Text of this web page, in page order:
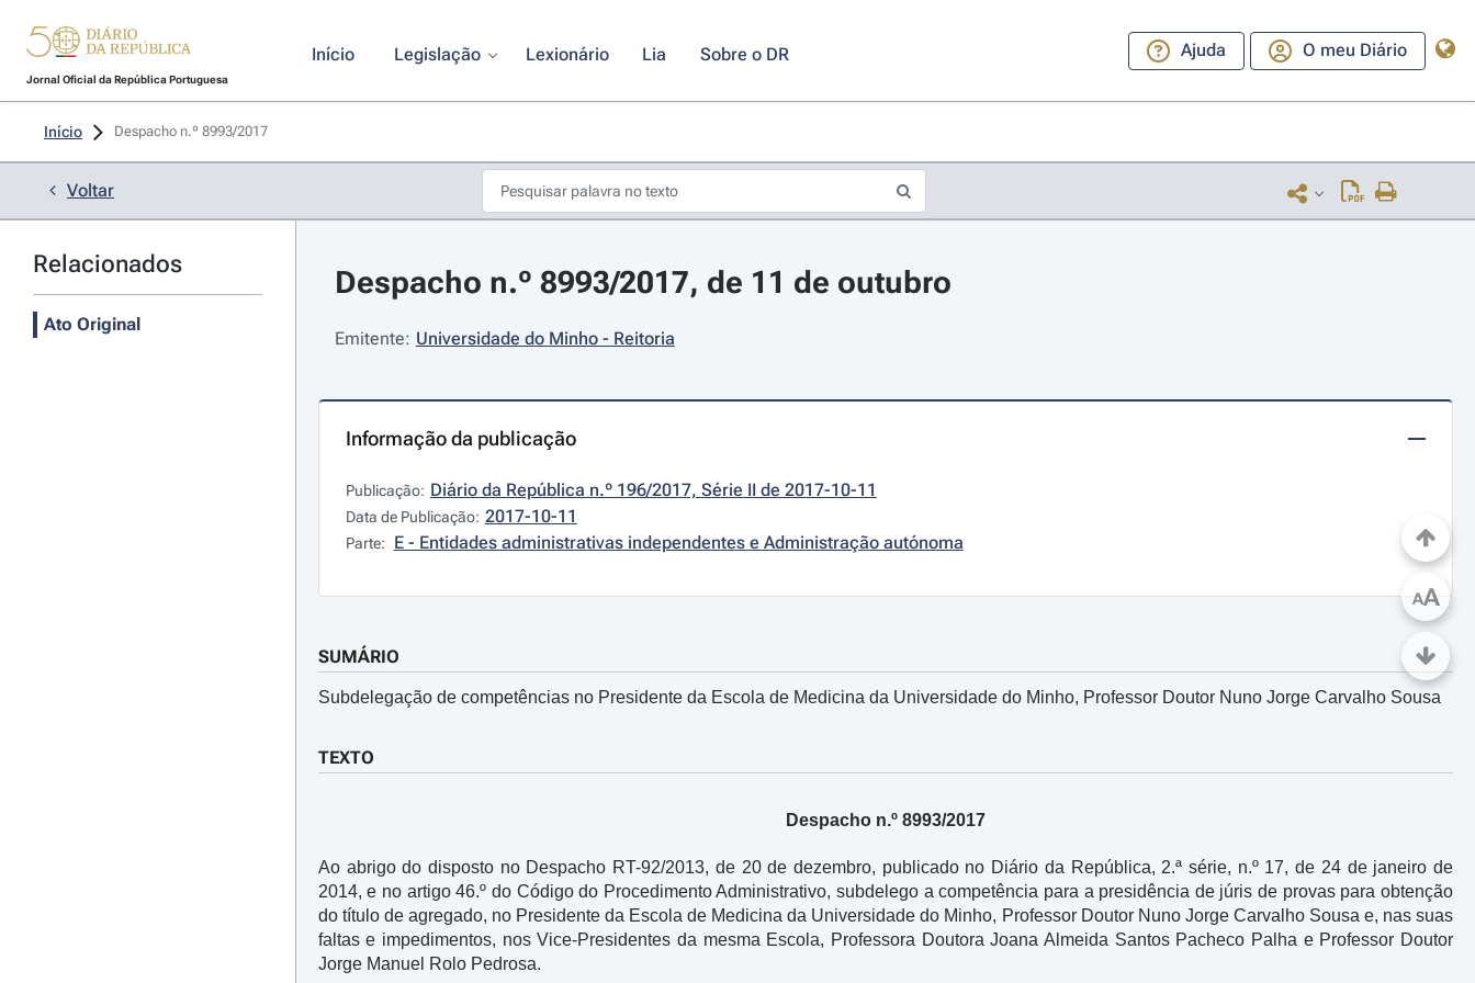
Jornal Oficial da República Portuguesa
Início Legislação Lexionário Lia Sobre o DR Ajuda O meu Diário
Início Despacho n.º 8993/2017
Voltar
Relacionados
Ato Original
Despacho n.º 8993/2017, de 11 de outubro
Emitente: Universidade do Minho - Reitoria
Informação da publicação
Publicação: Diário da República n.º 196/2017, Série II de 2017-10-11
Data de Publicação: 2017-10-11
Parte: E - Entidades administrativas independentes e Administração autónoma
SUMÁRIO
Subdelegação de competências no Presidente da Escola de Medicina da Universidade do Minho, Professor Doutor Nuno Jorge Carvalho Sousa
TEXTO
Despacho n.º 8993/2017
Ao abrigo do disposto no Despacho RT-92/2013, de 20 de dezembro, publicado no Diário da República, 2.ª série, n.º 17, de 24 de janeiro de
2014, e no artigo 46.º do Código do Procedimento Administrativo, subdelego a competência para a presidência de júris de provas para obtenção
do título de agregado, no Presidente da Escola de Medicina da Universidade do Minho, Professor Doutor Nuno Jorge Carvalho Sousa e, nas suas
faltas e impedimentos, nos Vice-Presidentes da mesma Escola, Professora Doutora Joana Almeida Santos Pacheco Palha e Professor Doutor
Jorge Manuel Rolo Pedrosa.
AA